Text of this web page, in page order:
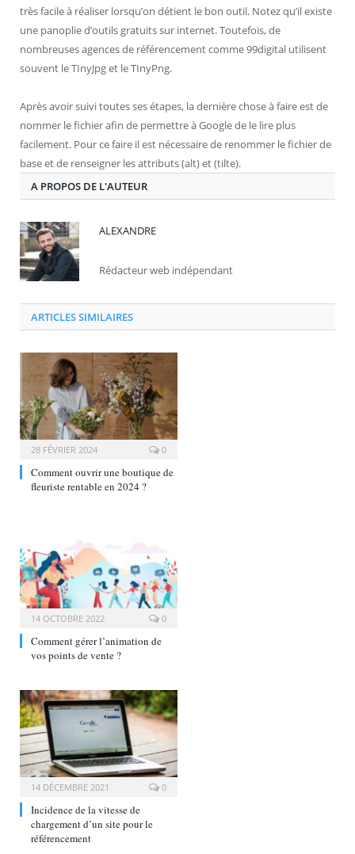
très facile à réaliser lorsqu’on détient le bon outil. Notez qu’il existe
une panoplie d’outils gratuits sur internet. Toutefois, de
nombreuses agences de référencement comme 99digital utilisent
souvent le TInyJpg et le TInyPng.
Après avoir suivi toutes ses étapes, la dernière chose à faire est de
nommer le fichier afin de permettre à Google de le lire plus
facilement. Pour ce faire il est nécessaire de renommer le fichier de
base et de renseigner les attributs (alt) et (tilte).
A PROPOS DE L'AUTEUR
ALEXANDRE
Rédacteur web indépendant
ARTICLES SIMILAIRES
28 FÉVRIER 2024 0
Comment ouvrir une boutique de
fleuriste rentable en 2024 ?
14 OCTOBRE 2022 0
Comment gérer l’animation de
vos points de vente ?
14 DÉCEMBRE 2021 0
Incidence de la vitesse de
chargement d’un site pour le
référencement